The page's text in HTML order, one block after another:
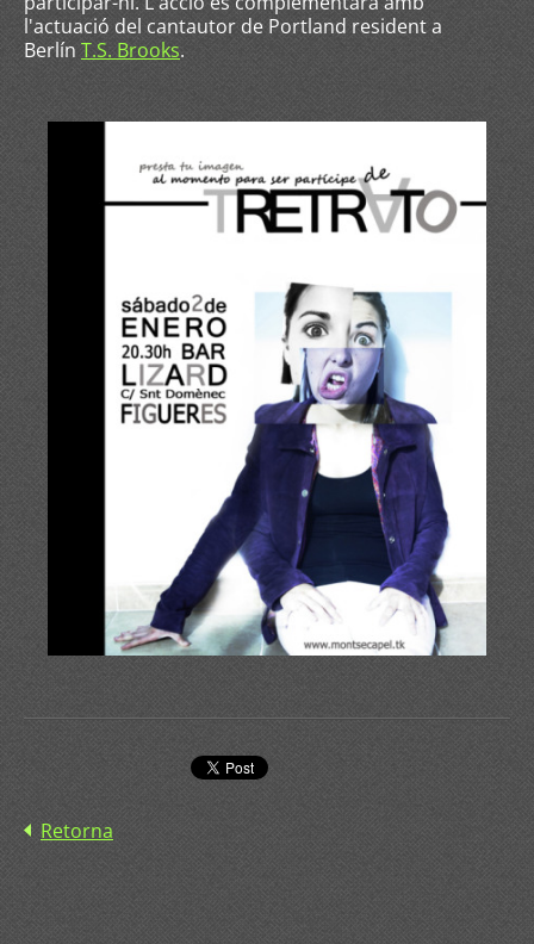
l'actuació del cantautor de Portland resident a
Berlín T.S. Brooks.
Retorna